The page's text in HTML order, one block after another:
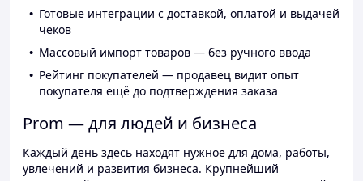
Готовые интеграции с доставкой, оплатой и выдачей
чеков
Массовый импорт товаров — без ручного ввода
Рейтинг покупателей — продавец видит опыт
покупателя ещё до подтверждения заказа
Prom — для людей и бизнеса
Каждый день здесь находят нужное для дома, работы,
увлечений и развития бизнеса. Крупнейший